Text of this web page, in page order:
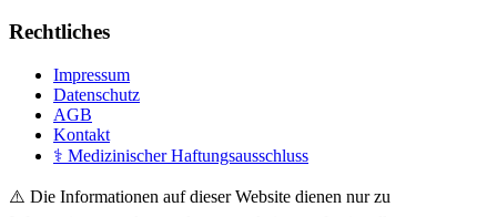
Rechtliches
Impressum
Datenschutz
AGB
Kontakt
⚕️ Medizinischer Haftungsausschluss
⚠️ Die Informationen auf dieser Website dienen nur zu